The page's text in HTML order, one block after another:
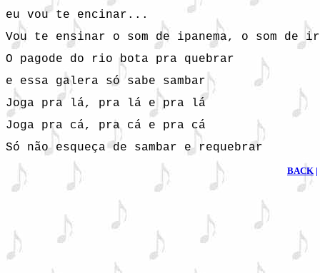
eu vou te encinar...
Vou te ensinar o som de ipanema, o som de
O pagode do rio bota pra quebrar
e essa galera só sabe sambar
Joga pra lá, pra lá e pra lá
Joga pra cá, pra cá e pra cá
BACK |